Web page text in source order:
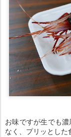
お味ですが生でも
なく、プリッとした